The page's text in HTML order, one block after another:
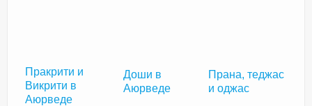
Пракрити и
Викрити в
Аюрведе
Доши в
Аюрведе
Прана, теджас
и оджас